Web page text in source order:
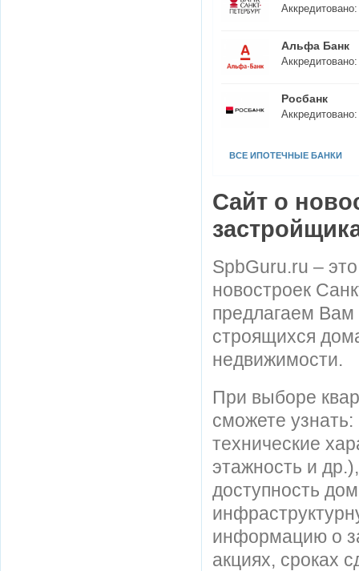
Альфа Банк
Росбанк
ВСЕ ИПОТЕЧНЫЕ БАНКИ
Сайт о
SpbGuru.ru –
новостроек
предлагаем
строящихся
недвижимости.
При выборе
сможете
технические
этажность и
доступность
информацию о
акциях, сроках